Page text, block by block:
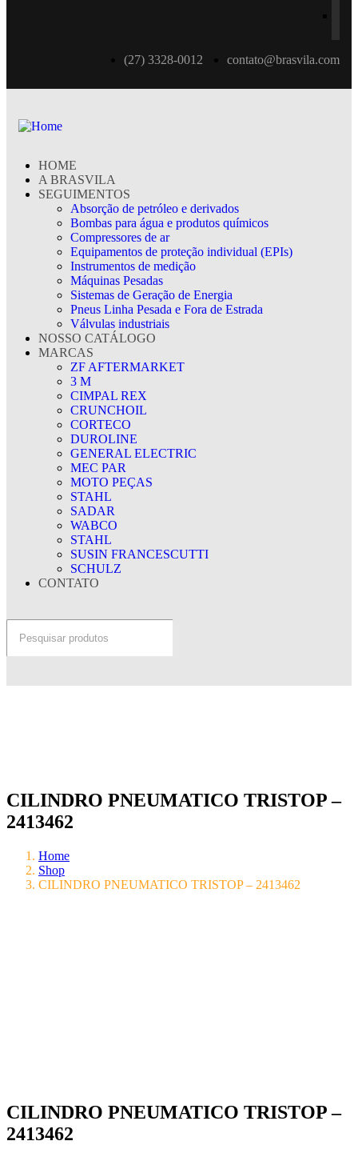
(27) 3328-0012 contato@brasvila.com
HOME
A BRASVILA
SEGUIMENTOS
Absorção de petróleo e derivados
Bombas para água e produtos químicos
Compressores de ar
Equipamentos de proteção individual (EPIs)
Instrumentos de medição
Máquinas Pesadas
Sistemas de Geração de Energia
Pneus Linha Pesada e Fora de Estrada
Válvulas industriais
NOSSO CATÁLOGO
MARCAS
ZF AFTERMARKET
3 M
CIMPAL REX
CRUNCHOIL
CORTECO
DUROLINE
GENERAL ELECTRIC
MEC PAR
MOTO PEÇAS
STAHL
SADAR
WABCO
STAHL
SUSIN FRANCESCUTTI
SCHULZ
CONTATO
CILINDRO PNEUMATICO TRISTOP –
2413462
Home
Shop
CILINDRO PNEUMATICO TRISTOP – 2413462
CILINDRO PNEUMATICO TRISTOP –
2413462